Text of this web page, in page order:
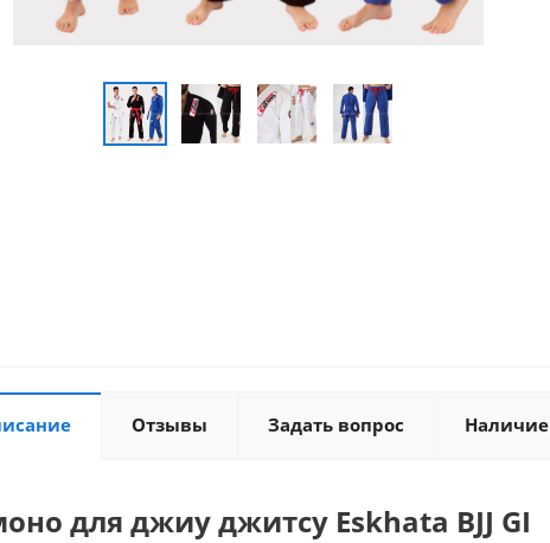
Отзывы Задать вопрос Наличие
для джиу джитсу Eskhata BJJ GI